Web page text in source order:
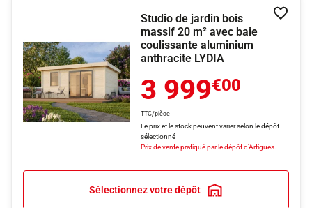
Studio de jardin bois
massif 20 m² avec baie
coulissante aluminium
anthracite LYDIA
3 999€00
TTC/pièce
Le prix et le stock peuvent varier selon le dépôt
sélectionné
Prix de vente pratiqué par le dépôt d'Artigues.
Sélectionnez votre dépôt